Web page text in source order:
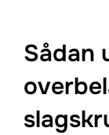
Sådan